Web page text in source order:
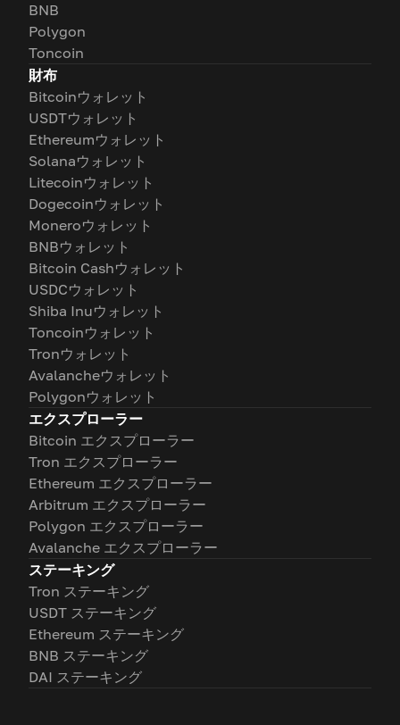
BNB
Polygon
Toncoin
財布
Bitcoinウォレット
USDTウォレット
Ethereumウォレット
Solanaウォレット
Litecoinウォレット
Dogecoinウォレット
Moneroウォレット
BNBウォレット
Bitcoin Cashウォレット
USDCウォレット
Shiba Inuウォレット
Toncoinウォレット
Tronウォレット
Avalancheウォレット
Polygonウォレット
エクスプローラー
Bitcoin エクスプローラー
Tron エクスプローラー
Ethereum エクスプローラー
Arbitrum エクスプローラー
Polygon エクスプローラー
Avalanche エクスプローラー
ステーキング
Tron ステーキング
USDT ステーキング
Ethereum ステーキング
BNB ステーキング
DAI ステーキング